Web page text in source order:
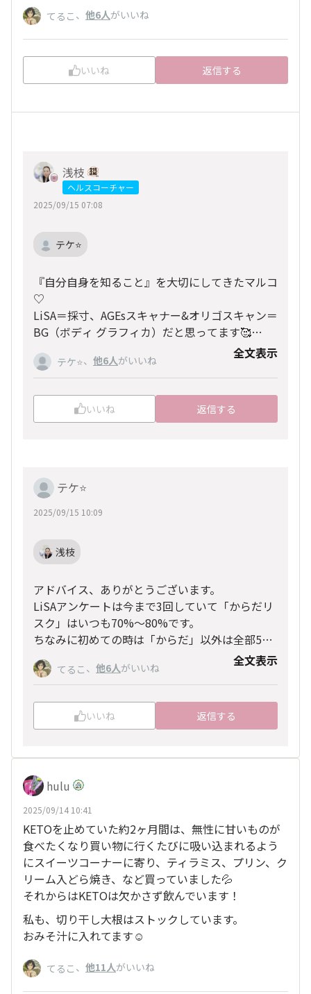
てるこ 、 他6人がいいね
いいね 返信する
浅枝
ヘルスコーチャー
2025/09/15 07:08
テケ⭐️
『自分自身を知ること』を大切にしてきたマルコ
♡
LiSA＝採寸、AGEsスキャナー&オリゴスキャン＝
BG（ボディ グラフィカ）だと思ってます🥰
М.B.M.Sが、テケ🌟様の改善に役立てて嬉しいで
す😊
KETO＝マルコショーツ❗️くらい身体の基礎基盤な
サプリ💊だと思ってます👍️
これからも一緒に、改善に取り組んで行きましょ
テケ⭐️、 他6人がいいね 全文表示
いいね 返信する
テケ⭐️
2025/09/15 10:09
浅枝
アドバイス、ありがとうございます。
LiSAアンケートは今まで3回していて「からだリ
スク」はいつも70%〜80%です。
ちなみに初めての時は「からだ」以外は全部5
0%以下でした。💦
今は全部70%以上になりました。
8月のDr.石黒のセミナーで先生と写真を撮り大満
足でした。🙌
採寸も否応無しに良くされます。（笑）
てるこ 、 他6人がいいね 全文表示
いいね 返信する
hulu
2025/09/14 10:41
KETOを止めていた約2ヶ月間は、無性に甘いものが
食べたくなり買い物に行くたびに吸い込まれるよう
にスイーツコーナーに寄り、ティラミス、プリン、ク
リーム入どら焼き、など買っていました💦
それからはKETOは欠かさず飲んでいます！
私も、切り干し大根はストックしています。
おみそ汁に入れてます☺️
てるこ 、 他11人がいいね